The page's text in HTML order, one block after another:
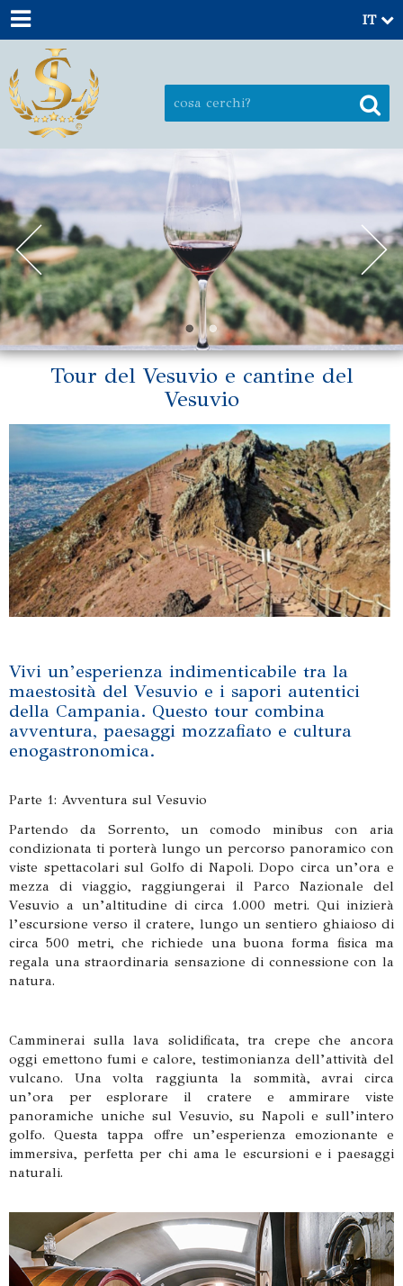
IT
Tour del Vesuvio e cantine del
Vesuvio
Vivi un’esperienza indimenticabile tra la
maestosità del Vesuvio e i sapori autentici
della Campania. Questo tour combina
avventura, paesaggi mozzafiato e cultura
enogastronomica.
Parte 1: Avventura sul Vesuvio
Partendo da Sorrento, un comodo minibus con aria
condizionata ti porterà lungo un percorso panoramico con
viste spettacolari sul Golfo di Napoli. Dopo circa un’ora e
mezza di viaggio, raggiungerai il Parco Nazionale del
Vesuvio a un’altitudine di circa 1.000 metri. Qui inizierà
l’escursione verso il cratere, lungo un sentiero ghiaioso di
circa 500 metri, che richiede una buona forma fisica ma
regala una straordinaria sensazione di connessione con la
natura.
Camminerai sulla lava solidificata, tra crepe che ancora
oggi emettono fumi e calore, testimonianza dell’attività del
vulcano. Una volta raggiunta la sommità, avrai circa
un’ora per esplorare il cratere e ammirare viste
panoramiche uniche sul Vesuvio, su Napoli e sull’intero
golfo. Questa tappa offre un’esperienza emozionante e
immersiva, perfetta per chi ama le escursioni e i paesaggi
naturali.